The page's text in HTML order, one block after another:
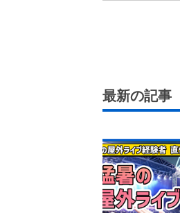
最新の記事